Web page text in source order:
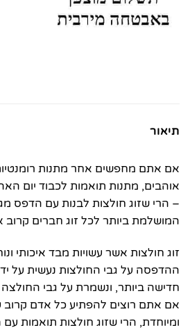
תיאור
אם אתם מחפשים אחר מתנות רומנטיות
אוהבים, מתנות תואמות לכבוד יום
– הרי שזוג חולצות לבנות עם הדפס
המושלמת ביותר לכל זוג חברים קרוב
זוג חולצות אשר עשויות מבד איכותי
ההדפסה על גבי החולצות נעשית על ידי
חדישה ביותר, ונשמרת על גבי החולצה
אם אתם רוצים להפתיע כל אדם
ומיוחדת, הרי שזוג חולצות תואמות